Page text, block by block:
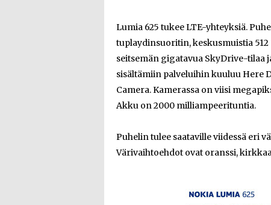
Lumia 625 tukee LTE-yhteyksiä.
tuplaydinsuoritin, keskusmuistia
seitsemän gigatavua SkyDrive-tilaa
sisältämiin palveluihin kuuluu Here
Camera. Kamerassa on viisi
Akku on 2000 milliampeerituntia.
Puhelin tulee saataville viidessä eri
Värivaihtoehdot ovat oranssi,